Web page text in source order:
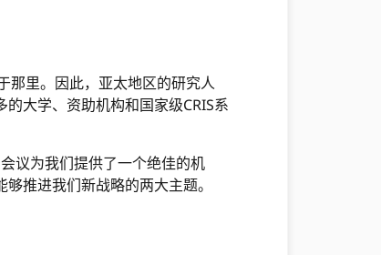
那里。因此，亚太地区的研究人
大学、资助机构和国家级CRIS系
议为我们提供了一个绝佳的机
推进我们新战略的两大主题。